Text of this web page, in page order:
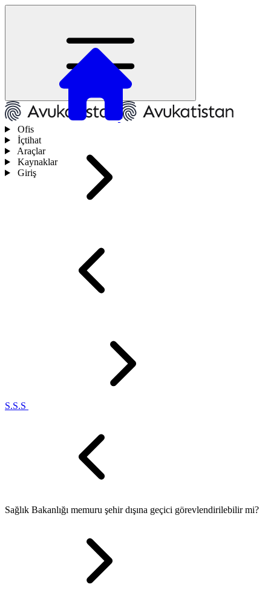
Ofis
İçtihat
Araçlar
Kaynaklar
Giriş
S.S.S
Sağlık Bakanlığı memuru şehir dışına geçici görevlendirilebilir mi?